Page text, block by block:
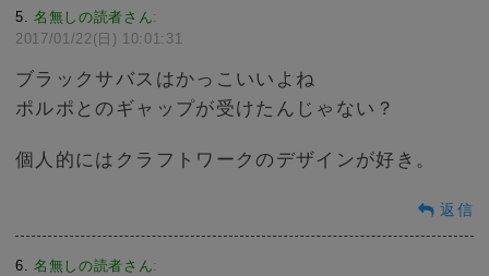
5 名無しの読者さん:
2017/01/22(日) 10:01:31
ブラックサバスはかっこいいよね
ポルポとのギャップが受けたんじゃない？
個人的にはクラフトワークのデザインが好き。
返信
6 名無しの読者さん: